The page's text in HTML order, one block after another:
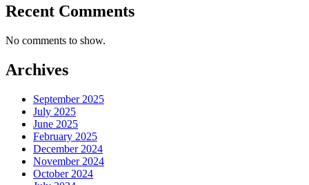
Recent Comments
No comments to show.
Archives
September 2025
July 2025
June 2025
February 2025
December 2024
November 2024
October 2024